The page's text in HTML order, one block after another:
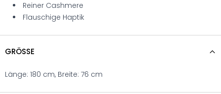
Reiner Cashmere
Flauschige Haptik
GRÖSSE
Länge: 180 cm, Breite: 76 cm